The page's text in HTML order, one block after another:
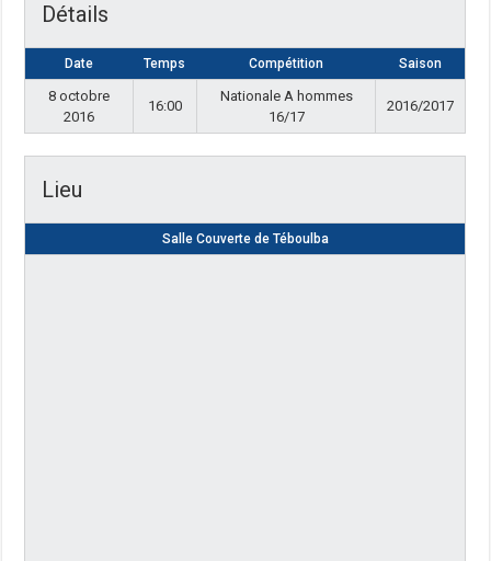
Détails
Date Temps Compétition Saison
8 octobre
2016
16:00
Nationale A hommes
16/17
2016/2017
Lieu
Salle Couverte de Téboulba